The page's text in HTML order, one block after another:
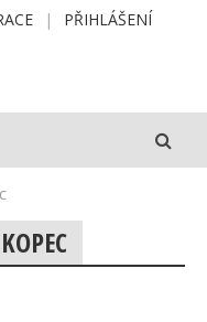
PŘIHLÁŠENÍ